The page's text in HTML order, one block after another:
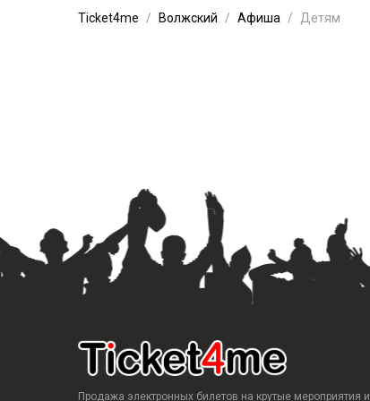
Ticket4me Волжский Афиша Детям
Продажа электронных билетов на крутые мероприятия и